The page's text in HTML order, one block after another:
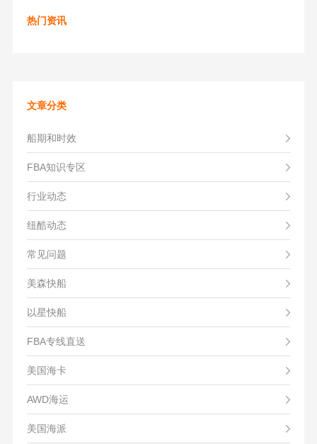
热门资讯
文章分类
船期和时效
FBA知识专区
行业动态
纽酷动态
常见问题
美森快船
以星快船
FBA专线直送
美国海卡
AWD海运
美国海派